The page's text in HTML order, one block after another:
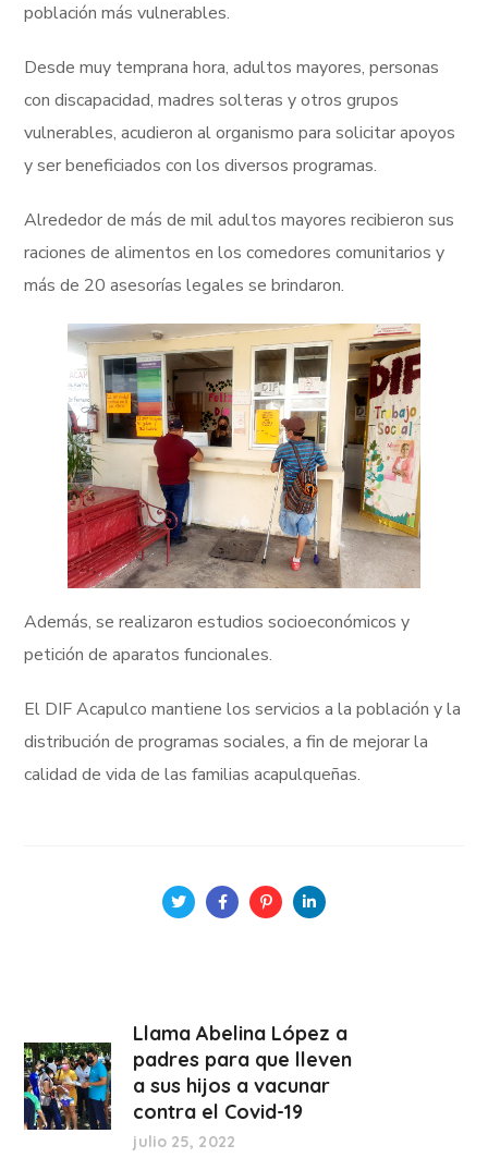
población más vulnerables.
Desde muy temprana hora, adultos mayores, personas
con discapacidad, madres solteras y otros grupos
vulnerables, acudieron al organismo para solicitar apoyos
y ser beneficiados con los diversos programas.
Alrededor de más de mil adultos mayores recibieron sus
raciones de alimentos en los comedores comunitarios y
más de 20 asesorías legales se brindaron.
Además, se realizaron estudios socioeconómicos y
petición de aparatos funcionales.
El DIF Acapulco mantiene los servicios a la población y la
distribución de programas sociales, a fin de mejorar la
calidad de vida de las familias acapulqueñas.
Llama Abelina López a
padres para que lleven
a sus hijos a vacunar
contra el Covid-19
julio 25, 2022